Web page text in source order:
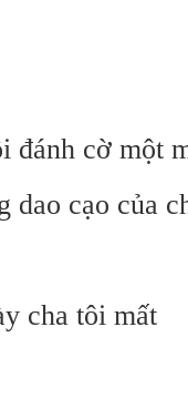
đánh cờ một
dao cạo của
cha tôi mất